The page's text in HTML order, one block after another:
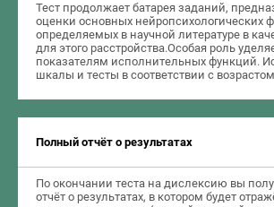
Тест продолжает батарея заданий,
оценки основных нейропсихологических
определяемых в научной литературе в
для этого расстройства.Особая роль
показателям исполнительных функций.
шкалы и тесты в соответствии с
Полный отчёт о результатах
По окончании теста на дислексию вы
отчёт о результатах, в котором будет